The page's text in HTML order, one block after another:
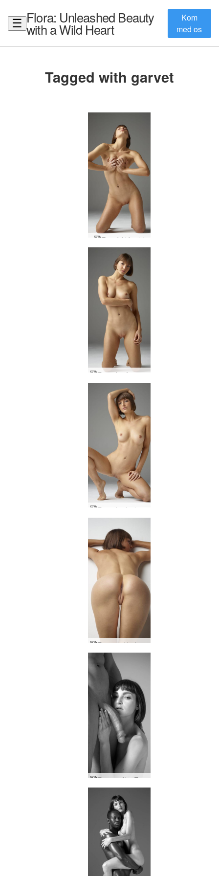
☰ Flora: Unleashed Beauty
with a Wild Heart
Kom
med os
Tagged with garvet
Flora fuld frontal
Flora viva Argentina
Flora smukke balder
Flora og Alex Tom fra Finland hylder del to